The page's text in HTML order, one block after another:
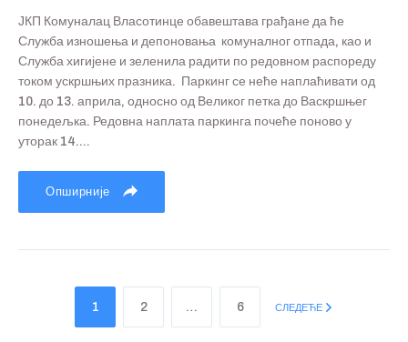
ЈКП Комуналац Власотинце обавештава грађане да ће
Служба изношења и депоновања комуналног отпада, као и
Служба хигијене и зеленила радити по редовном распореду
током ускршњих празника. Паркинг се неће наплаћивати од
10. до 13. априла, односно од Великог петка до Васкршњег
понедељка. Редовна наплата паркинга почеће поново у
уторак 14....
Опширније
1 2 … 6 СЛЕДЕЋЕ